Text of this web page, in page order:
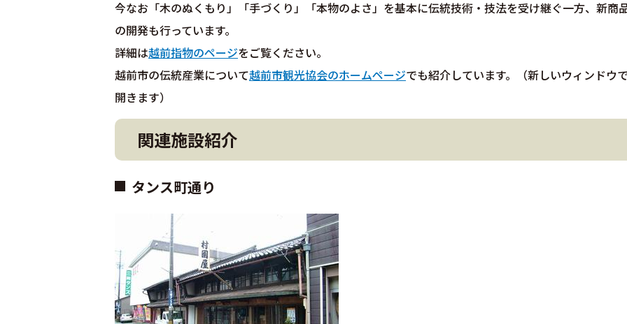
今なお「木のぬくもり」「手づくり」「本物のよさ」を基本に伝統技術・技法を受け継ぐ一方、新商
の開発も行っています。
詳細は越前指物のページをご覧ください。
越前市の伝統産業について越前市観光協会のホームページでも紹介しています。（新しいウィンドウ
開きます）
関連施設紹介
タンス町通り